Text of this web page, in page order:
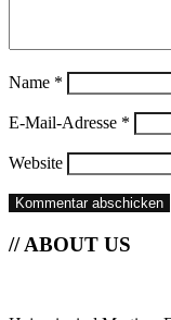
Name *
E-Mail-Adresse *
Website
// ABOUT US